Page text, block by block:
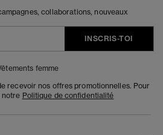
collaborations, nouveaux
INSCRIS-TOI
femme
recevoir nos offres promotionnelles. Pour
notre Politique de confidentialité